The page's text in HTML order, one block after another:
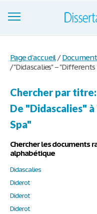
S'inscrire
Se connecter
Contactez-nous
Page d'accueil /
/"Didascalies" –
Chercher par titre:
De "Didascalies"
Spa"
Chercher les documents
alphabétique
Didascalies
Diderot
Diderot
Diderot